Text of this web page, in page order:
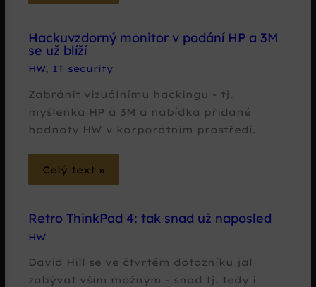
Hackuvzdorný monitor v podání HP a 3M
se už blíží
HW, IT security
Zabránit vizuálnímu hackingu - tj.
myšlenka HP a 3M a nabídka přidané
hodnoty HW v korporátním prostředí.
Celý text »
Retro ThinkPad 4: tak snad už naposled
HW
David Hill se ve čtvrtém dotazníku jal
zabývat vším možným - snad tj. tedy i